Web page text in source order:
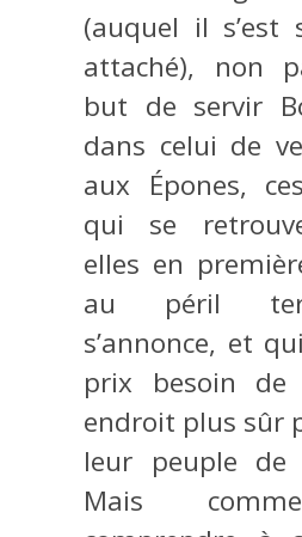
(auquel il s’est
attaché), non
but de servir
dans celui de
aux Épones,
qui se
elles en
au péril
s’annonce, et
prix besoin de
endroit plus sûr
leur peuple de
Mais